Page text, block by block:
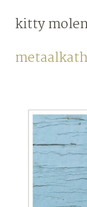
to
kitty